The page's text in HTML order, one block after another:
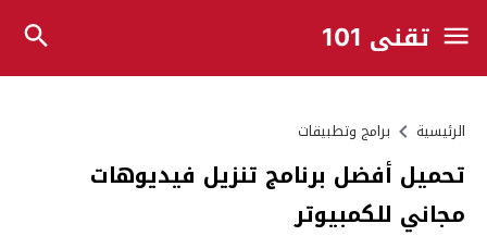
تقني 101
الرئيسية برامج وتطبيقات
تحميل أفضل برنامج تنزيل فيديوهات
مجاني للكمبيوتر